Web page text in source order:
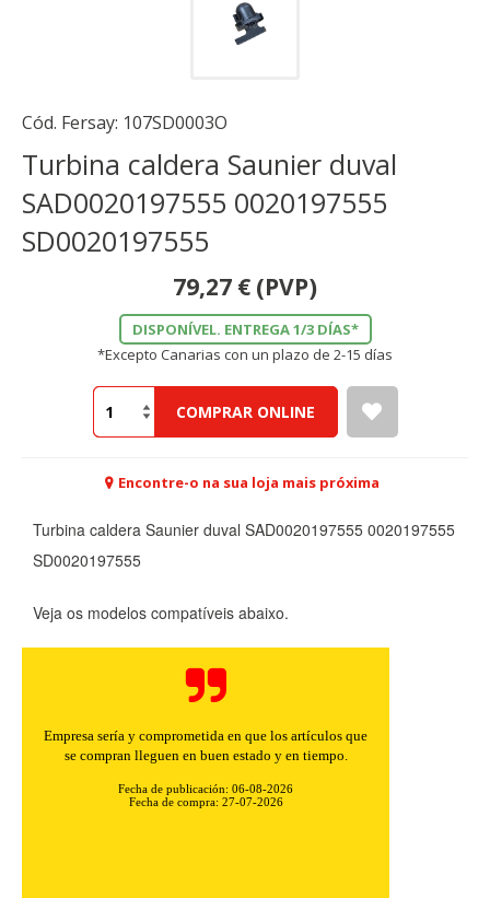
Cód. Fersay: 107SD0003O
Turbina caldera Saunier duval
SAD0020197555 0020197555
SD0020197555
79,27 € (PVP)
DISPONÍVEL. ENTREGA 1/3 DÍAS*
*Excepto Canarias con un plazo de 2-15 días
COMPRAR ONLINE
Encontre-o na sua loja mais próxima
Turbina caldera Saunier duval SAD0020197555 0020197555
SD0020197555
Veja os modelos compatíveis abaixo.
Empresa sería y comprometida en que los artículos que
se compran lleguen en buen estado y en tiempo.
Fecha de publicación: 06-08-2026
Fecha de compra: 27-07-2026
CONFIGURACIÓN DE COOKIES
HABILITAR TODO RECHAZAR TODO